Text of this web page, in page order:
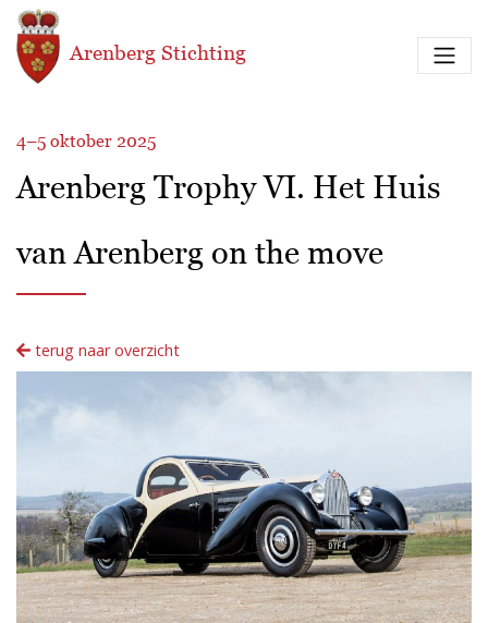
Overslaan en naar de inhoud gaan
Arenberg Stichting
4–5 oktober 2025
Arenberg Trophy VI. Het Huis
van Arenberg on the move
terug naar overzicht